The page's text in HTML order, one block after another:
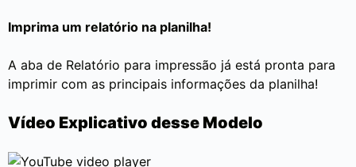
Imprima um relatório na planilha!
A aba de Relatório para impressão já está pronta para
imprimir com as principais informações da planilha!
Vídeo Explicativo desse Modelo